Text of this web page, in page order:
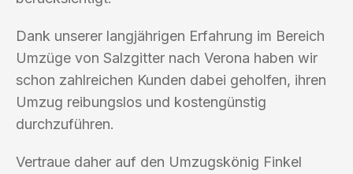
Dank unserer langjährigen Erfahrung im Bereich
Umzüge von Salzgitter nach Verona haben wir
schon zahlreichen Kunden dabei geholfen, ihren
Umzug reibungslos und kostengünstig
durchzuführen.
Vertraue daher auf den Umzugskönig Finkel